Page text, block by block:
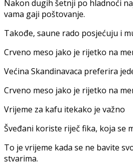
Nakon dugih šetnji po hladnoći
vama gaji poštovanje.
Takođe, saune rado posjećuju i
Crveno meso jako je rijetko na
Većina Skandinavaca preferira
Crveno meso jako je rijetko na
Vrijeme za kafu itekako je važno
Šveđani koriste riječ fika, koja se
To je vrijeme kada se ne bavite
stvarima.